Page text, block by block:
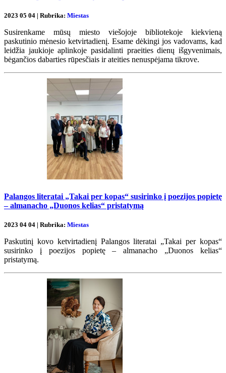
2023 05 04 | Rubrika: Miestas
Susirenkame mūsų miesto viešojoje bibliotekoje kiekvieną
paskutinio mėnesio ketvirtadienį. Esame dėkingi jos vadovams, kad
leidžia jaukioje aplinkoje pasidalinti praeities dienų išgyvenimais,
bėgančios dabarties rūpesčiais ir ateities nenuspėjama tikrove.
Palangos literatai „Takai per kopas“ susirinko į poezijos popietę
– almanacho „Duonos kelias“ pristatymą
2023 04 04 | Rubrika: Miestas
Paskutinį kovo ketvirtadienį Palangos literatai „Takai per kopas“
susirinko į poezijos popietę – almanacho „Duonos kelias“
pristatymą.